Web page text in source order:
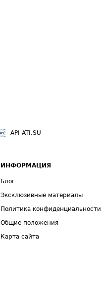
API ATI.SU
ИНФОРМАЦИЯ
Блог
Эксклюзивные материалы
Политика конфиденциальности
Общие положения
Карта сайта